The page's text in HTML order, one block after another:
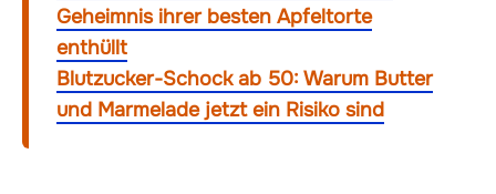
Geheimnis ihrer besten Apfeltorte
enthüllt
Blutzucker-Schock ab 50: Warum Butter
und Marmelade jetzt ein Risiko sind